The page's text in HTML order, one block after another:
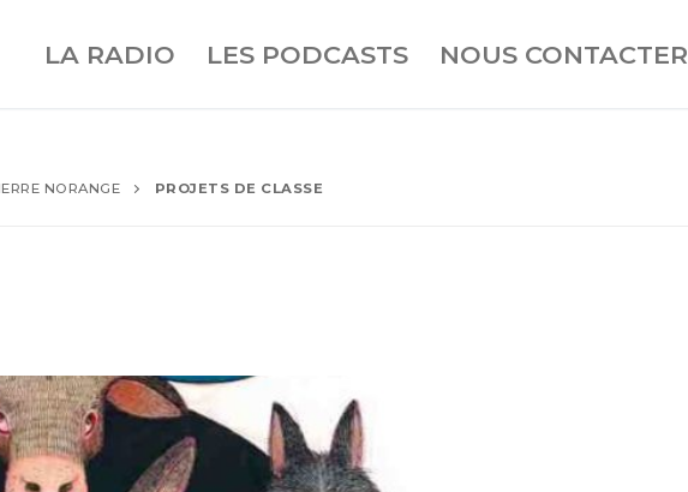
LA RADIO LES PODCASTS NOUS CONTACTER
NORANGE PROJETS DE CLASSE